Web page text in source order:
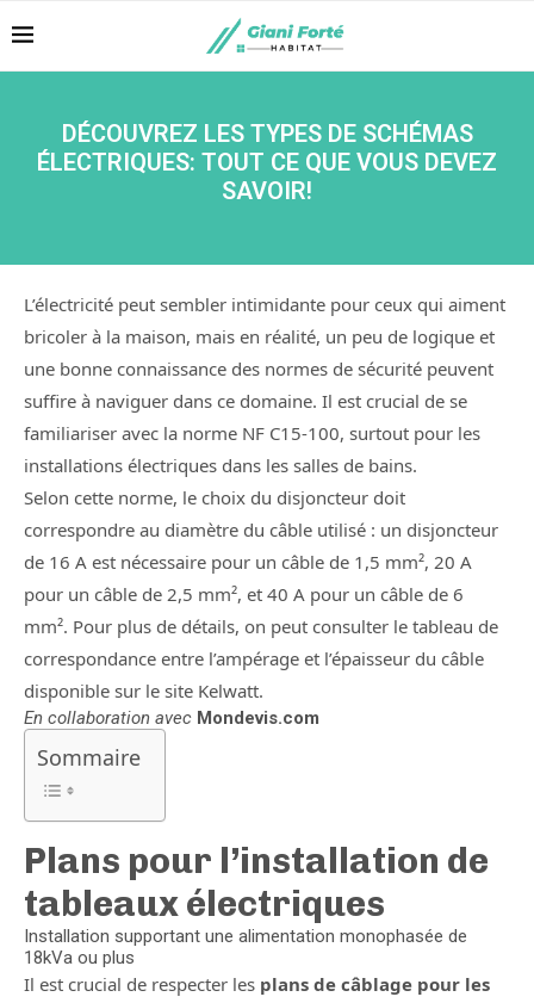
DÉCOUVREZ LES TYPES DE SCHÉMAS
ÉLECTRIQUES: TOUT CE QUE VOUS DEVEZ
SAVOIR!
L’électricité peut sembler intimidante pour ceux qui aiment
bricoler à la maison, mais en réalité, un peu de logique et
une bonne connaissance des normes de sécurité peuvent
suffire à naviguer dans ce domaine. Il est crucial de se
familiariser avec la norme NF C15-100, surtout pour les
installations électriques dans les salles de bains.
Selon cette norme, le choix du disjoncteur doit
correspondre au diamètre du câble utilisé : un disjoncteur
de 16 A est nécessaire pour un câble de 1,5 mm², 20 A
pour un câble de 2,5 mm², et 40 A pour un câble de 6
mm². Pour plus de détails, on peut consulter le tableau de
correspondance entre l’ampérage et l’épaisseur du câble
disponible sur le site Kelwatt.
En collaboration avec Mondevis.com
Sommaire
Plans pour l’installation de
tableaux électriques
Installation supportant une alimentation monophasée de
18kVa ou plus
Il est crucial de respecter les plans de câblage pour les